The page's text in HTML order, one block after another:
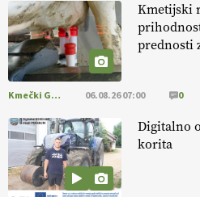
EKOloško = logično:
HOMAR
EKOloško = logično: VLOG
kmetijstvo brez
EKOloško = logično:
ALTENBAHER
Kmetijski
prednosti
Kmečki Glas 06.08.26 07:00 0
Digitalno
korita